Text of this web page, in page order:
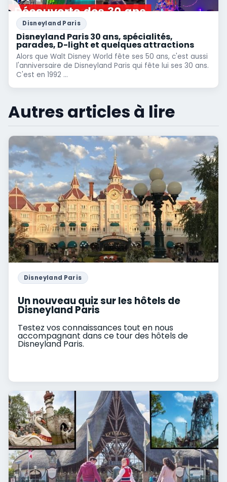
Disneyland Paris
Disneyland Paris 30 ans, spécialités,
parades, D-light et quelques attractions
Alors que Walt Disney World fête ses 50 ans, c'est aussi
l'anniversaire de Disneyland Paris qui fête lui ses 30 ans.
C'est en 1992 ...
Autres articles à lire
Disneyland Paris
Un nouveau quiz sur les hôtels de
Disneyland Paris
Testez vos connaissances tout en nous
accompagnant dans ce tour des hôtels de
Disneyland Paris.